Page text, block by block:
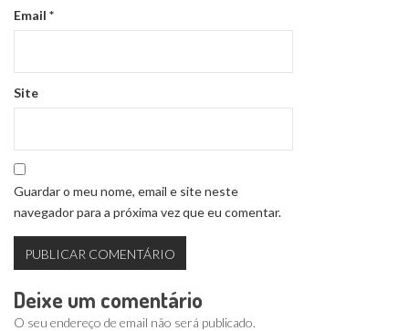
Email *
Site
Guardar o meu nome, email e site neste
navegador para a próxima vez que eu comentar.
Deixe um comentário
O seu endereço de email não será publicado.